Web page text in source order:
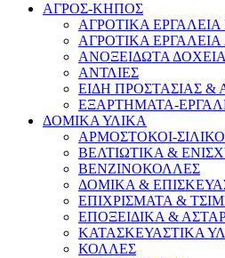
ΑΓΡΟΣ-ΚΗΠΟΣ
ΑΓΡΟΤΙΚΑ
ΑΓΡΟΤΙΚΑ ΕΡΓΑΛΕΙΑ
ΑΝΟΞΕΙΔΩΤΑ ΔΟΧΕΙΑ
ΑΝΤΛΙΕΣ
ΕΙΔΗ ΠΡΟΣΤΑΣΙΑΣ &
ΕΞΑΡΤΗΜΑΤΑ-
ΔΟΜΙΚΑ ΥΛΙΚΑ
ΑΡΜΟΣΤΟΚΟΙ-
ΒΕΛΤΙΩΤΙΚΑ &
ΒΕΝΖΙΝΟΚΟΛΛΕΣ
ΔΟΜΙΚΑ &
ΕΠΙΧΡΙΣΜΑΤΑ &
ΕΠΟΞΕΙΔΙΚΑ &
ΚΑΤΑΣΚΕΥΑΣΤΙΚΑ
ΚΟΛΛΕΣ